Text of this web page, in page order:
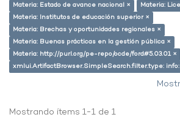
Materia: Estado de avance nacional ×
Materia:
Materia: Institutos de educación superior ×
Materia: Brechas y oportunidades regionales ×
Materia: Buenas prácticas en la gestión pública ×
Materia: http://purl.org/pe-repo/ocde/ford#5.03.01 ×
xmlui.ArtifactBrowser.SimpleSearch.filter.type:
Mostrando ítems 1-1 de 1